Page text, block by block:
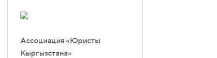
Ассоциация «Юристы
Кыргызстана»